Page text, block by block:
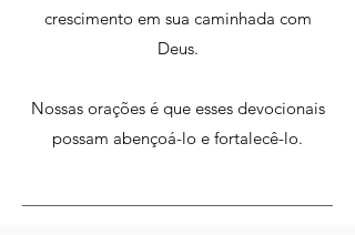
crescimento em sua caminhada com
Deus.
Nossas orações é que esses devocionais
possam abençoá-lo e fortalecê-lo.